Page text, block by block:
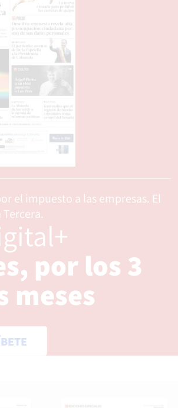
el impuesto a las empresas. El
por los 3
meses